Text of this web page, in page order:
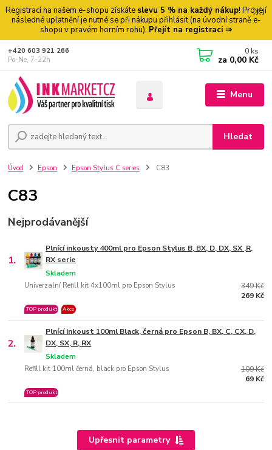
Registrací na našem e-shopu získáte slevu 5 % na každý nákup! Pro její
následné uplatnění je nutné se při nákupu přihlásit (na úvodní straně e-
shopu v pravém horním rohu). Přejít na registraci ⇒
Menu
Hledat
+420 603 921 266
Po-Ne, 7-22h
0 ks
za 0,00 Kč
Úvod Epson Epson Stylus C series C83
C83
Nejprodávanější
1.
Plnící inkousty 400ml pro Epson Stylus B, BX, D, DX, SX ,R,
RX serie
Univerzalní Refill kit 4x100ml pro Epson Stylus
Skladem
TOP produkt Akce
349 Kč
269 Kč
2.
Plnící inkoust 100ml Black, černá pro Epson B, BX, C, CX, D,
DX, SX, R, RX
Refill kit 100ml černá, black pro Epson Stylus
Skladem
TOP produkt
109 Kč
69 Kč
Upřesnit parametry